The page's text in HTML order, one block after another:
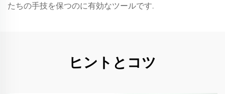
たちの手技を保つのに有効なツールです.
ヒントとコツ